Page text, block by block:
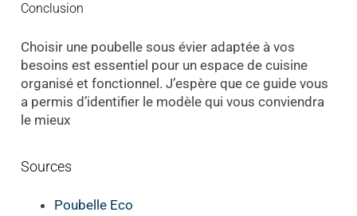
Conclusion
Choisir une poubelle sous évier adaptée à vos
besoins est essentiel pour un espace de cuisine
organisé et fonctionnel. J’espère que ce guide vous
a permis d’identifier le modèle qui vous conviendra
le mieux
Sources
Poubelle Eco